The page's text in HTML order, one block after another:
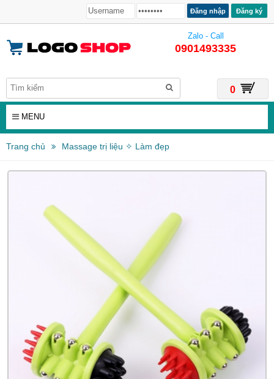
Đăng ký
Zalo - Call
0901493335
0
MENU
Trang chủ Massage trị liệu ✧ Làm đẹp